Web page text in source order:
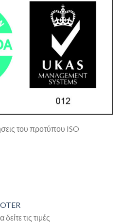
του προτύπου ISO
τις τιμές